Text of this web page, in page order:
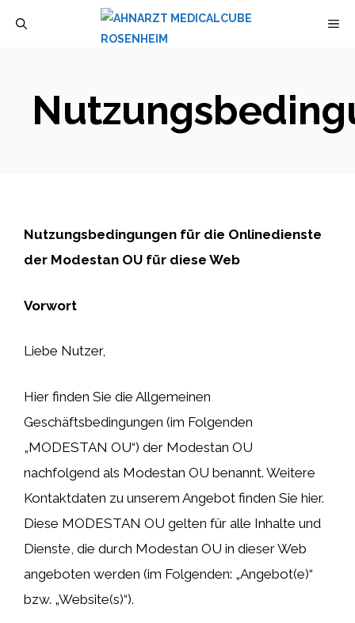
Nutzungsbedingungen für die Onlinedienste
der Modestan OU für diese Web
Vorwort
Liebe Nutzer,
Hier finden Sie die Allgemeinen
Geschäftsbedingungen (im Folgenden
„MODESTAN OU“) der Modestan OU
nachfolgend als Modestan OU benannt. Weitere
Kontaktdaten zu unserem Angebot finden Sie hier.
Diese MODESTAN OU gelten für alle Inhalte und
Dienste, die durch Modestan OU in dieser Web
angeboten werden (im Folgenden: „Angebot(e)“
bzw. „Website(s)“).